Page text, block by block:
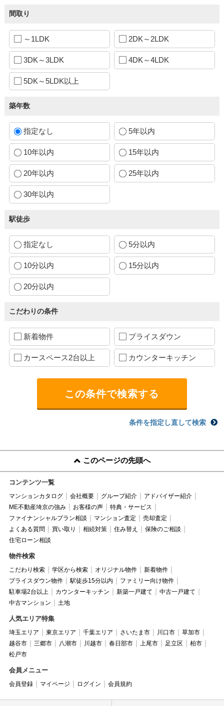
間取り
～1LDK 2DK～2LDK
3DK～3LDK 4DK～4LDK
5DK～5LDK以上
築年数
指定なし 5年以内
10年以内 15年以内
20年以内 25年以内
30年以内
駅徒歩
指定なし 5分以内
10分以内 15分以内
20分以内
こだわりの条件
新着物件 プライスダウン
カースペース2台以上 カウンターキッチン
条件を指定し直して検索
このページの先頭へ
コンテンツ一覧
マンションカタログ 会社概要 グループ紹介
アドバイザー紹介
ME不動産埼京の強み
お客様の声
特典・サービス
ファイナンシャルプラン相談
マンション査定
売却査定
よくある質問
買い取り 相続対策 住み替え
保険のご相談
住宅ローン相談
物件検索
こだわり検索 学区から検索 オリジナル物件
新着物件
プライスダウン物件
駅徒歩15分以内
ファミリー向け物件
駐車場2台以上
カウンターキッチン 新築一戸建て
中古一戸建て
中古マンション
土地
人気エリア特集
埼玉エリア 東京エリア 千葉エリア さいたま市 川口市
草加市
越谷市
三郷市 八潮市 川越市 春日部市 上尾市 足立区
柏市
松戸市
会員メニュー
会員登録 マイページ ログイン 会員規約